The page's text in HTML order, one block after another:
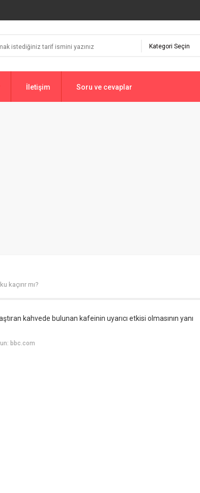
İletişim Soru ve cevaplar
kaçırır mı?
kahvede bulunan kafeinin uyarıcı etkisi olmasının yanı
bbc.com